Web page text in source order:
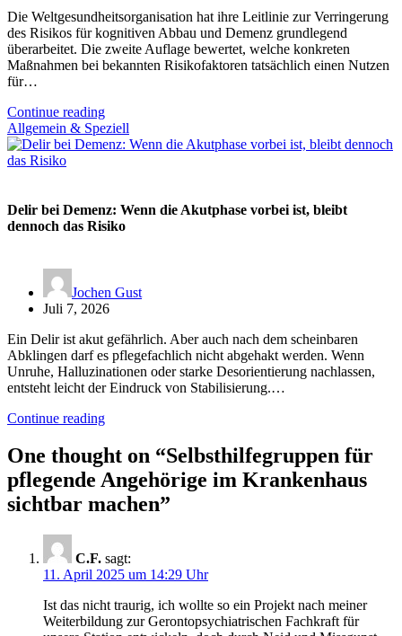
Die Weltgesundheitsorganisation hat ihre Leitlinie zur Verringerung
des Risikos für kognitiven Abbau und Demenz grundlegend
überarbeitet. Die zweite Auflage bewertet, welche konkreten
Maßnahmen bei bekannten Risikofaktoren tatsächlich einen Nutzen
für…
Continue reading
Allgemein & Speziell
Delir bei Demenz: Wenn die Akutphase vorbei ist, bleibt
dennoch das Risiko
Jochen Gust
Juli 7, 2026
Ein Delir ist akut gefährlich. Aber auch nach dem scheinbaren
Abklingen darf es pflegefachlich nicht abgehakt werden. Wenn
Unruhe, Halluzinationen oder starke Desorientierung nachlassen,
entsteht leicht der Eindruck von Stabilisierung.…
Continue reading
One thought on “Selbsthilfegruppen für
pflegende Angehörige im Krankenhaus
sichtbar machen”
C.F. sagt:
11. April 2025 um 14:29 Uhr
Ist das nicht traurig, ich wollte so ein Projekt nach meiner
Weiterbildung zur Gerontopsychiatrischen Fachkraft für